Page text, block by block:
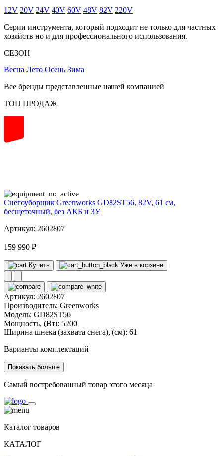
12V 20V 24V 40V 60V 48V 82V 220V
Серии инструмента, который подходит не только для частных
хозяйств но и для профессионального использования.
СЕЗОН
Весна Лето Осень Зима
Все бренды представленные нашей компанией
ТОП ПРОДАЖ
Снегоуборщик Greenworks GD82ST56, 82V, 61 см,
бесщеточный, без АКБ и ЗУ
Артикул: 2602807
159 990 ₽
Купить Уже в корзине
Артикул: 2602807
Производитель: Greenworks
Модель: GD82ST56
Мощность, (Вт): 5200
Ширина шнека (захвата снега), (см): 61
Варианты комплектаций
Показать больше
Самый востребованный товар этого месяца
Каталог товаров
КАТАЛОГ